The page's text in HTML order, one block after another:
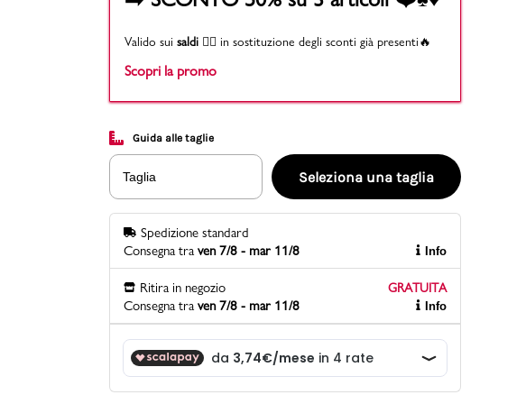
PittaRosso
Valido sui saldi 👉🏻 in sostituzione degli sconti già presenti🔥
Scopri la promo
Guida alle taglie
Taglia Seleziona una taglia
Spedizione standard
Consegna tra ven 7/8 - mar 11/8 Info
Ritira in negozio
GRATUITA
Consegna tra ven 7/8 - mar 11/8 Info